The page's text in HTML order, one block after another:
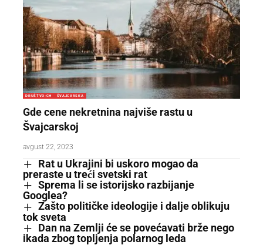
DRUŠTVO-CH ŠVAJCARSKA
Gde cene nekretnina najviše rastu u
Švajcarskoj
avgust 22, 2023
Rat u Ukrajini bi uskoro mogao da
preraste u treći svetski rat
Sprema li se istorijsko razbijanje
Googlea?
Zašto političke ideologije i dalje oblikuju
tok sveta
Dan na Zemlji će se povećavati brže nego
ikada zbog topljenja polarnog leda